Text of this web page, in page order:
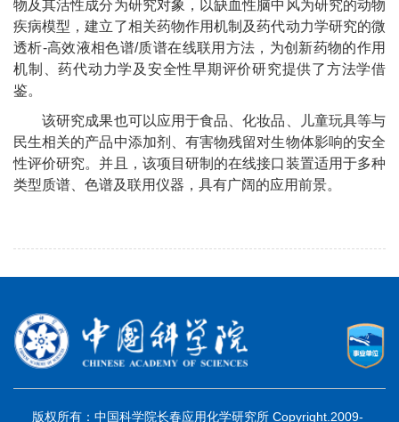
物及其活性成分为研究对象，以缺血性脑中风为研究的动物
疾病模型，建立了相关药物作用机制及药代动力学研究的微
透析-高效液相色谱/质谱在线联用方法，为创新药物的作用
机制、药代动力学及安全性早期评价研究提供了方法学借
鉴。
该研究成果也可以应用于食品、化妆品、儿童玩具等与
民生相关的产品中添加剂、有害物残留对生物体影响的安全
性评价研究。并且，该项目研制的在线接口装置适用于多种
类型质谱、色谱及联用仪器，具有广阔的应用前景。
版权所有：中国科学院长春应用化学研究所 Copyright.2009-